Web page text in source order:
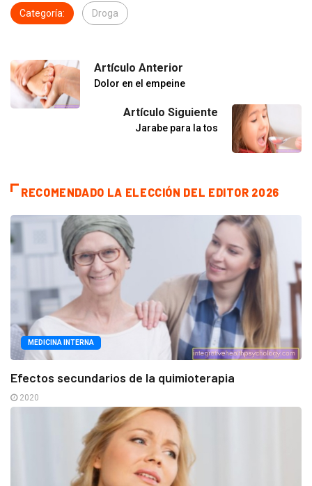
Categoría: Droga
Artículo Anterior
Dolor en el empeine
Artículo Siguiente
Jarabe para la tos
RECOMENDADO LA ELECCIÓN DEL EDITOR 2026
MEDICINA INTERNA
Efectos secundarios de la quimioterapia
2020